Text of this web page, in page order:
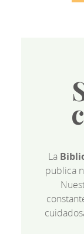
La
publica